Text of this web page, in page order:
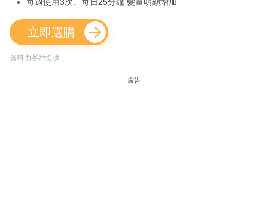
立即選購
資料由客戶提供
廣告